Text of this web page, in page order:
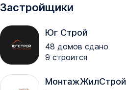
Застройщики
Юг Строй
48 домов сдано
9 строится
МонтажЖилСтрой